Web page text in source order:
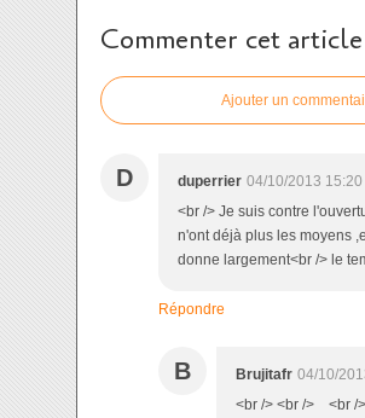
Commenter cet article
Ajouter un
D duperrier 04/10/2013 15:20
<br /> Je suis contre
n'ont déjà plus les moyens
donne largement<br /> le
Répondre
B Brujitafr 04/10/
<br /> <br /> <br />